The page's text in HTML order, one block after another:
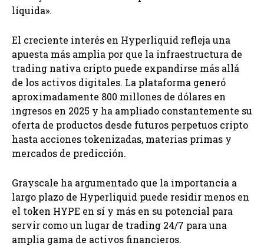
líquida».
El creciente interés en Hyperliquid refleja una
apuesta más amplia por que la infraestructura de
trading nativa cripto puede expandirse más allá
de los activos digitales. La plataforma generó
aproximadamente 800 millones de dólares en
ingresos en 2025 y ha ampliado constantemente su
oferta de productos desde futuros perpetuos cripto
hasta acciones tokenizadas, materias primas y
mercados de predicción.
Grayscale ha argumentado que la importancia a
largo plazo de Hyperliquid puede residir menos en
el token HYPE en sí y más en su potencial para
servir como un lugar de trading 24/7 para una
amplia gama de activos financieros.